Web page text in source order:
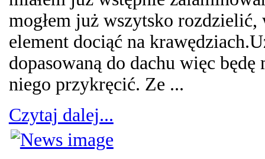
mogłem już wszytsko
element dociąć na
dopasowaną do dachu więc będę
niego przykręcić. Ze ...
Czytaj dalej...